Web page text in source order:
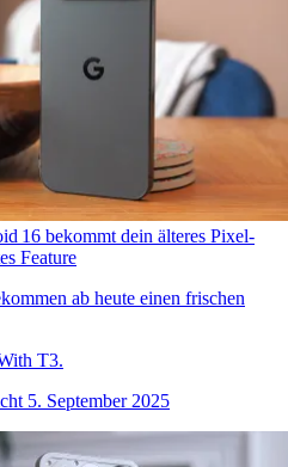
16 bekommt dein älteres Pixel-
Feature
ab heute einen frischen
T3.
5. September 2025